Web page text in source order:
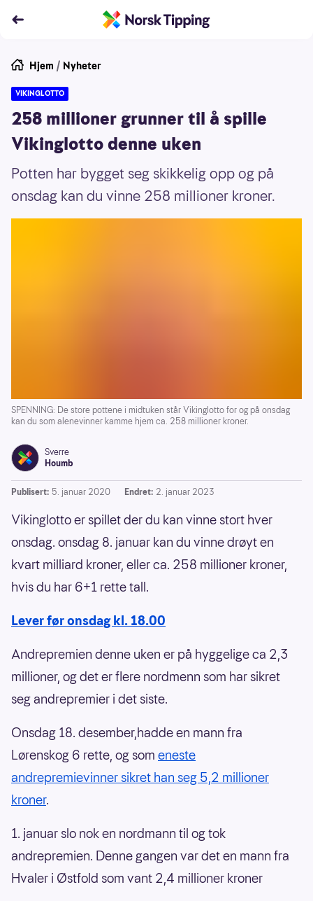
Hjem / Nyheter
VIKINGLOTTO
258 millioner grunner til å spille
Vikinglotto denne uken
Potten har bygget seg skikkelig opp og på
onsdag kan du vinne 258 millioner kroner.
SPENNING: De store pottene i midtuken står Vikinglotto for og på onsdag
kan du som alenevinner kamme hjem ca. 258 millioner kroner.
Sverre
Houmb
Publisert: 5. januar 2020 Endret: 2. januar 2023
Vikinglotto er spillet der du kan vinne stort hver
onsdag. onsdag 8. januar kan du vinne drøyt en
kvart milliard kroner, eller ca. 258 millioner kroner,
hvis du har 6+1 rette tall.
Lever før onsdag kl. 18.00
Andrepremien denne uken er på hyggelige ca 2,3
millioner, og det er flere nordmenn som har sikret
seg andrepremier i det siste.
Onsdag 18. desember,hadde en mann fra
Lørenskog 6 rette, og som eneste
andrepremievinner sikret han seg 5,2 millioner
kroner.
1. januar slo nok en nordmann til og tok
andrepremien. Denne gangen var det en mann fra
Hvaler i Østfold som vant 2,4 millioner kroner